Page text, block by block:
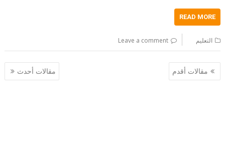
READ MORE
التعليم Leave a comment
تصفّح
المقالات
مقالات أقدم مقالات أحدث